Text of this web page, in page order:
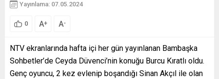
Yayınlama: 07.05.2024
0 A+ A-
NTV ekranlarında hafta içi her gün yayınlanan Bambaşka
Sohbetler’de Ceyda Düvenci’nin konuğu Burcu Kıratlı oldu.
Genç oyuncu, 2 kez evlenip boşandığı Sinan Akçıl ile olan